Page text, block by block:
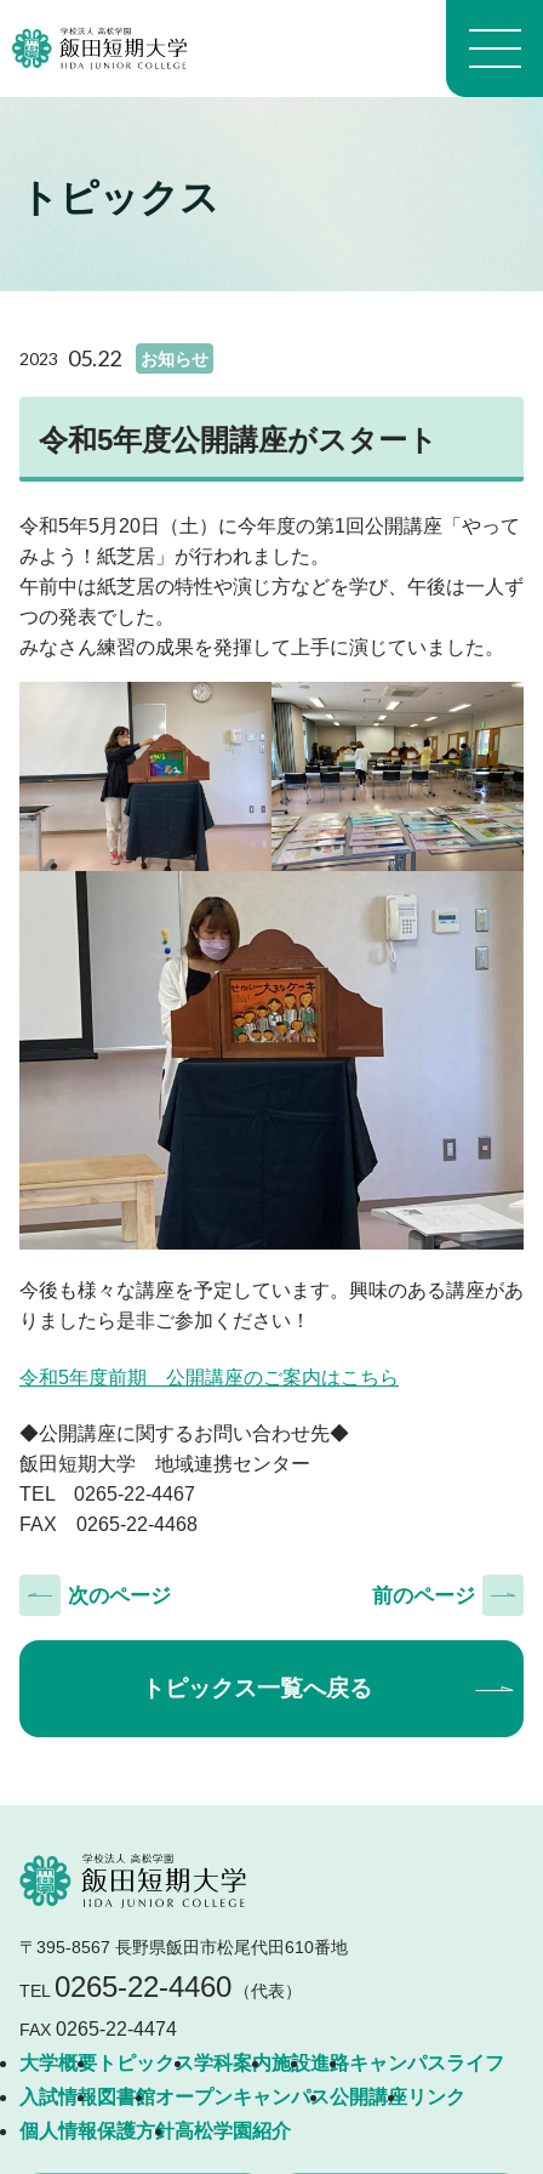
大学概要トップ
学科・専攻の教育目的
教員プロフィール（名前）
沿革
よくある質問 FAQ
学科案内トップ
生活科学学科介護福祉専攻
生活科学学科食物栄養専攻
幼児教育学科
地域看護学専攻
助産学専攻
基礎教養科目・ゼミナール
施設トップ
キャンパスマップ
進路トップ
就職
進学・編入学
キャンパスライフトップ
学生生活経済学
クラブ・同好会
入学手続・納入金・授業料
交通案内
図書館トップ
利用案内
利用規程
図書館活用術
オープンキャンパス
公開講座トップ
地域連携センター
公開講座一覧
出張講座・出前講座・講師派遣
その他の講座一覧
子育て支援・わいわいひろば
トピックス
2023 05.22 お知らせ
令和5年度公開講座がスタート
令和5年5月20日（土）に今年度の第1回公開講座「やって
みよう！紙芝居」が行われました。
午前中は紙芝居の特性や演じ方などを学び、午後は一人ず
つの発表でした。
みなさん練習の成果を発揮して上手に演じていました。
今後も様々な講座を予定しています。興味のある講座があ
りましたら是非ご参加ください！
令和5年度前期 公開講座のご案内はこちら
◆公開講座に関するお問い合わせ先◆
飯田短期大学 地域連携センター
TEL 0265-22-4467
FAX 0265-22-4468
前のページ
次のページ
トピックス一覧へ戻る
〒395-8567 長野県飯田市松尾代田610番地
TEL 0265-22-4460
（代表）
FAX 0265-22-4474
大学概要 トピックス学科案内施設進路キャンパスライフ
入試情報 図書館オープンキャンパス公開講座リンク
個人情報保護方針高松学園紹介